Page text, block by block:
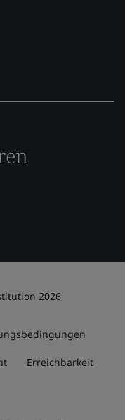
2026
Erreichbarkeit